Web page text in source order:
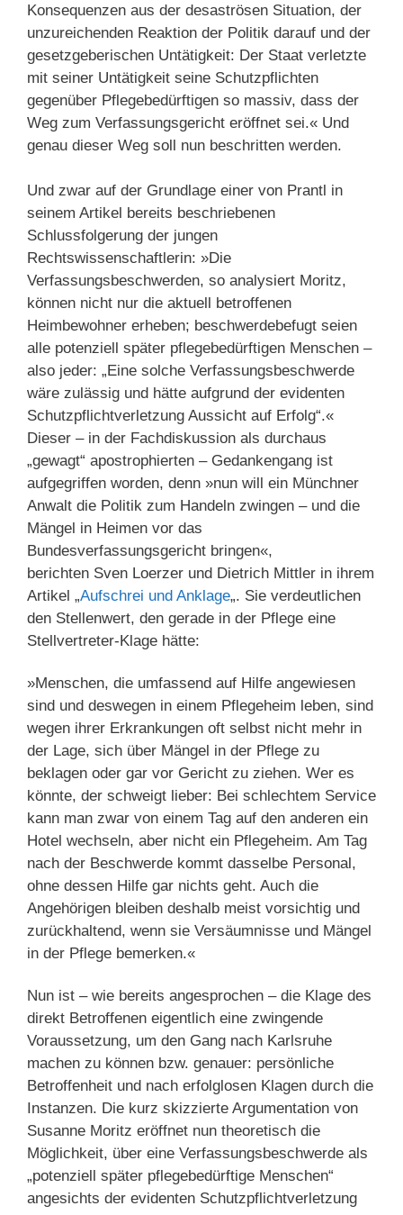
Konsequenzen aus der desaströsen Situation, der
unzureichenden Reaktion der Politik darauf und der
gesetzgeberischen Untätigkeit: Der Staat verletzte
mit seiner Untätigkeit seine Schutzpflichten
gegenüber Pflegebedürftigen so massiv, dass der
Weg zum Verfassungsgericht eröffnet sei.« Und
genau dieser Weg soll nun beschritten werden.
Und zwar auf der Grundlage einer von Prantl in
seinem Artikel bereits beschriebenen
Schlussfolgerung der jungen
Rechtswissenschaftlerin: »Die
Verfassungsbeschwerden, so analysiert Moritz,
können nicht nur die aktuell betroffenen
Heimbewohner erheben; beschwerdebefugt seien
alle potenziell später pflegebedürftigen Menschen –
also jeder: „Eine solche Verfassungsbeschwerde
wäre zulässig und hätte aufgrund der evidenten
Schutzpflichtverletzung Aussicht auf Erfolg“.«
Dieser – in der Fachdiskussion als durchaus
„gewagt“ apostrophierten – Gedankengang ist
aufgegriffen worden, denn »nun will ein Münchner
Anwalt die Politik zum Handeln zwingen – und die
Mängel in Heimen vor das
Bundesverfassungsgericht bringen«,
berichten Sven Loerzer und Dietrich Mittler in ihrem
Artikel „Aufschrei und Anklage„. Sie verdeutlichen
den Stellenwert, den gerade in der Pflege eine
Stellvertreter-Klage hätte:
»Menschen, die umfassend auf Hilfe angewiesen
sind und deswegen in einem Pflegeheim leben, sind
wegen ihrer Erkrankungen oft selbst nicht mehr in
der Lage, sich über Mängel in der Pflege zu
beklagen oder gar vor Gericht zu ziehen. Wer es
könnte, der schweigt lieber: Bei schlechtem Service
kann man zwar von einem Tag auf den anderen ein
Hotel wechseln, aber nicht ein Pflegeheim. Am Tag
nach der Beschwerde kommt dasselbe Personal,
ohne dessen Hilfe gar nichts geht. Auch die
Angehörigen bleiben deshalb meist vorsichtig und
zurückhaltend, wenn sie Versäumnisse und Mängel
in der Pflege bemerken.«
Nun ist – wie bereits angesprochen – die Klage des
direkt Betroffenen eigentlich eine zwingende
Voraussetzung, um den Gang nach Karlsruhe
machen zu können bzw. genauer: persönliche
Betroffenheit und nach erfolglosen Klagen durch die
Instanzen. Die kurz skizzierte Argumentation von
Susanne Moritz eröffnet nun theoretisch die
Möglichkeit, über eine Verfassungsbeschwerde als
„potenziell später pflegebedürftige Menschen“
angesichts der evidenten Schutzpflichtverletzung